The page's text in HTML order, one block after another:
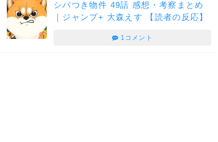
シバつき物件 49話 感想・考察まとめ
｜ジャンプ+ 大森えす 【読者の反応】
1コメント